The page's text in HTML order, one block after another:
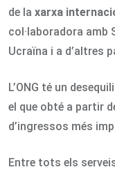
de la xarxa
col·laboradora amb
Ucraïna i a d’altres
L’ONG té un
el que obté a partir
d’ingressos més
Entre tots els